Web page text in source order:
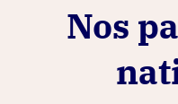
Nos